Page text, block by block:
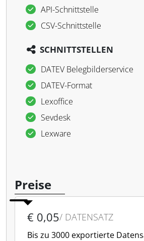
API-Schnittstelle
CSV-Schnittstelle
SCHNITTSTELLEN
DATEV Belegbilderservice
DATEV-Format
Lexoffice
Sevdesk
Lexware
Preise
€ 0,05/ DATENSATZ
Bis zu 3000 exportierte